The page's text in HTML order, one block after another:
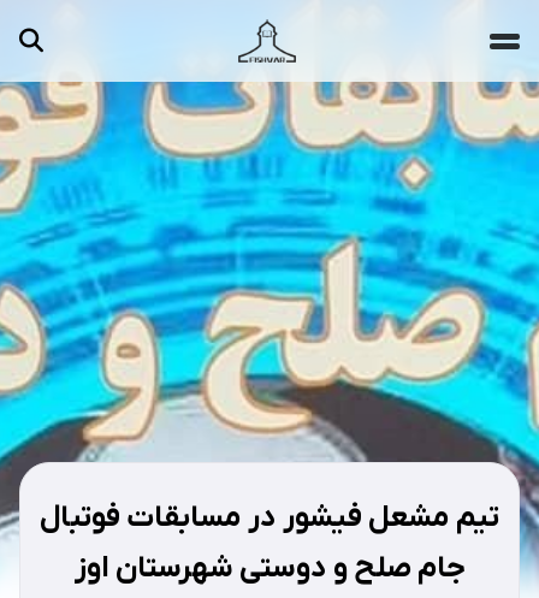
مقالات تصاویر
ویدیوها دسته‌بندی‌ها
جستجو ...
تیم مشعل فیشور در مسابقات فوتبال
جام صلح و دوستی شهرستان اوز